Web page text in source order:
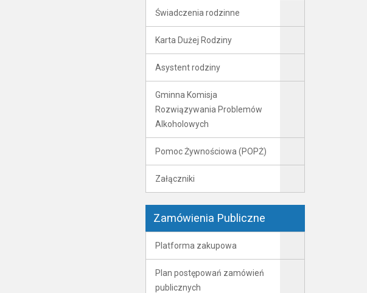
Świadczenia rodzinne
Karta Dużej Rodziny
Asystent rodziny
Gminna Komisja
Rozwiązywania Problemów
Alkoholowych
Pomoc Żywnościowa (POPŻ)
Załączniki
Zamówienia Publiczne
Platforma zakupowa
Plan postępowań zamówień
publicznych